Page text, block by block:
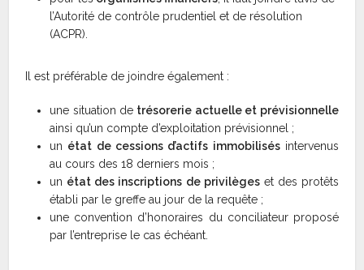
l’Autorité de contrôle prudentiel et de résolution
(ACPR).
Il est préférable de joindre également :
une situation de trésorerie actuelle et prévisionnelle
ainsi qu’un compte d’exploitation prévisionnel ;
un état de cessions d’actifs immobilisésintervenus
au cours des 18 derniers mois ;
un état des inscriptions de privilègeset des protêts
établi par le greffe au jour de la requête ;
une convention d’honoraires du conciliateur proposé
par l’entreprise le cas échéant.